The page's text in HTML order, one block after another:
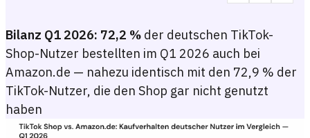
Bilanz Q1 2026: 72,2 % der deutschen TikTok-
Shop-Nutzer bestellten im Q1 2026 auch bei
Amazon.de — nahezu identisch mit den 72,9 % der
TikTok-Nutzer, die den Shop gar nicht genutzt
haben
TikTok Shop vs. Amazon.de: Kaufverhalten deutscher Nutzer im
Nebeneinandergestelltes Balkendiagramm, das zwei Gruppen